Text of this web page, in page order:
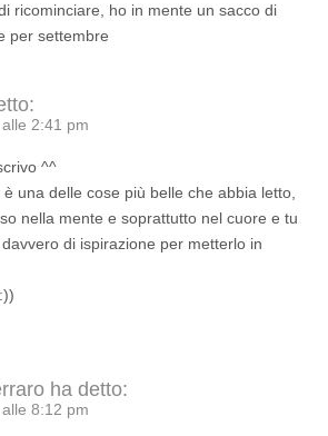
ricominciare, ho in mente un sacco di
per settembre
2:41 pm
^^
una delle cose più belle che abbia letto,
nella mente e soprattutto nel cuore e tu
di ispirazione per metterlo in
ha detto:
8:12 pm